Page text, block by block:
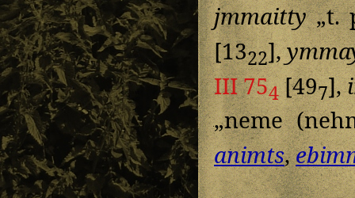
jmmaitty„t.
[1322],
III 754[497],
„neme
animts,